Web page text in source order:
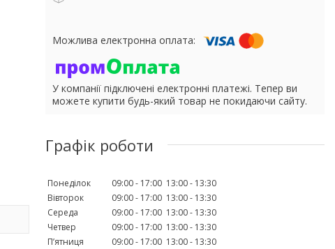
У компанії підключені електронні платежі. Тепер ви
можете купити будь-який товар не покидаючи сайту.
Графік роботи
Понеділок 09:00 17:00 13:00
13:30
Вівторок
09:00 17:00 13:00
13:30
Середа
09:00 17:00 13:00
13:30
Четвер
09:00 17:00 13:00
13:30
Пʼятниця
09:00 17:00 13:00 13:30